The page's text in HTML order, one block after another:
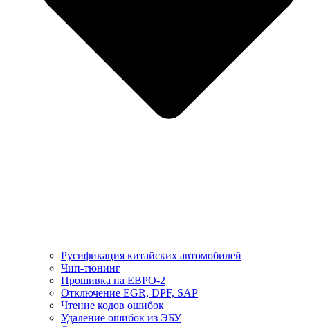
Русификация китайских автомобилей
Чип-тюнинг
Прошивка на ЕВРО-2
Отключение EGR, DPF, SAP
Чтение кодов ошибок
Удаление ошибок из ЭБУ